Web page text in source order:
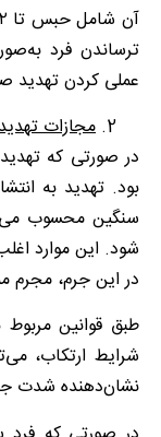
ترساندن فرد
عملی کردن تهدید
مجازات
در صورتی که
بود. تهدید به
سنگین محسوب
شود. این موارد
در این جرم، مجرم ممکن است تا
طبق قوانین
نشان‌دهنده شدت